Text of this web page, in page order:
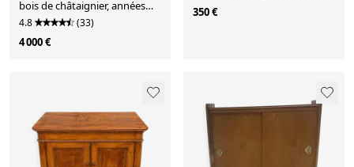
bois de châtaignier, années
1940-1950
4.8 (33)
4 000 €
350 €